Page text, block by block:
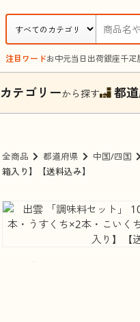
注目ワードお中元当日出荷銀座千疋
カテゴリーから探す 都
全商品 都道府県 中国/四国
箱入り】【送料込み】